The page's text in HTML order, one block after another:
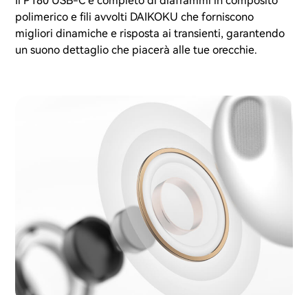
polimerico e fili avvolti DAIKOKU che forniscono
migliori dinamiche e risposta ai transienti, garantendo
un suono dettaglio che piacerà alle tue orecchie.